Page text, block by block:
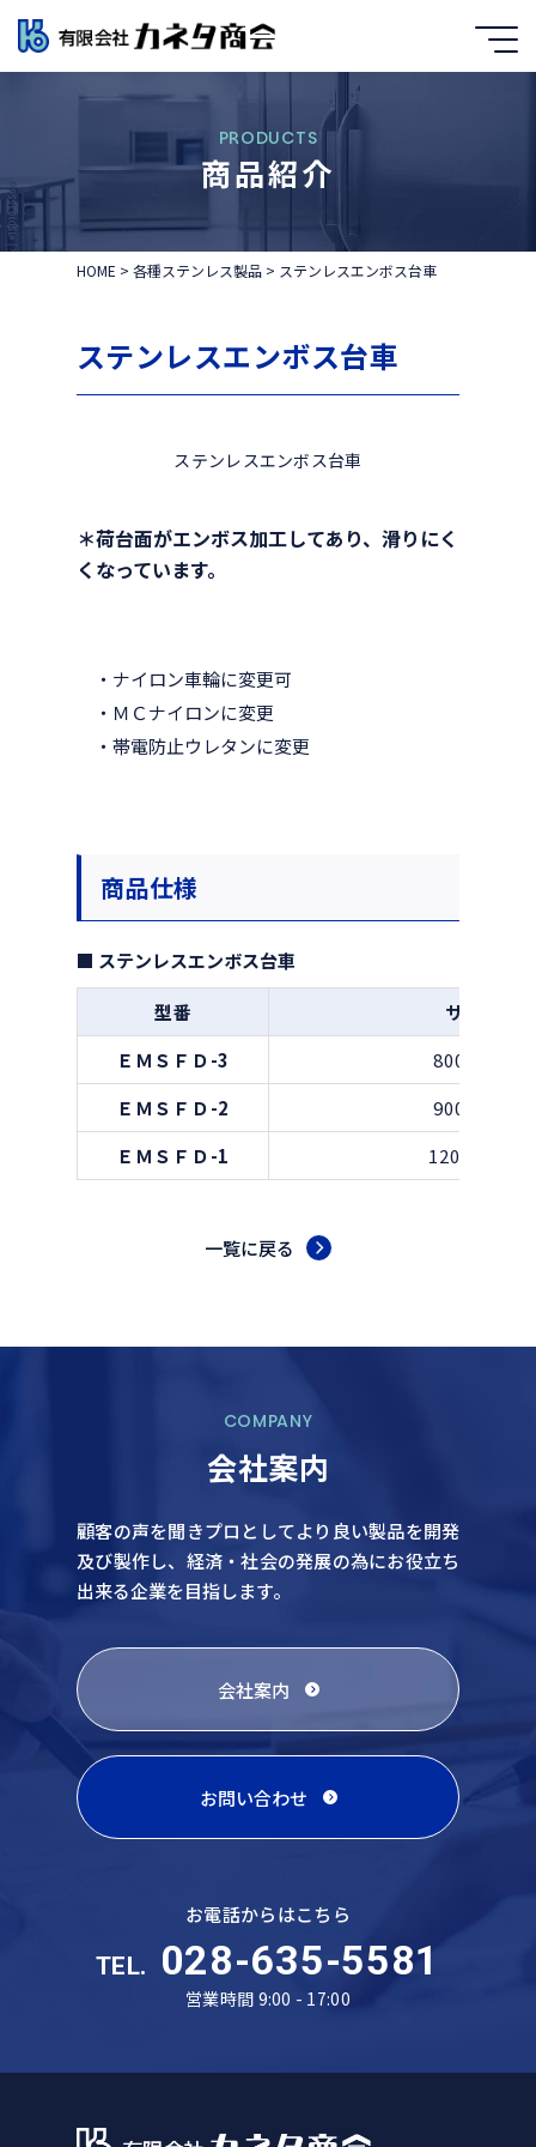
PRODUCTS
商品紹介
HOME > 各種ステンレス製品 > ステンレスエンボス台車
ステンレスエンボス台車
ステンレスエンボス台車
＊荷台面がエンボス加工してあり、滑りにく
くなっています。
・ナイロン車輪に変更可
・ＭＣナイロンに変更
・帯電防止ウレタンに変更
商品仕様
■ ステンレスエンボス台車
型番
サイズ
ＥＭＳＦＤ-3
ＥＭＳＦＤ-2
ＥＭＳＦＤ-1
一覧に戻る
COMPANY
会社案内
顧客の声を聞きプロとしてより良い製品を開発
及び製作し、 経済・社会の発展の為にお役立ち
出来る企業を目指します。
会社案内
お問い合わせ
お電話からはこちら
TEL. 028-635-5581
営業時間 9:00 - 17:00